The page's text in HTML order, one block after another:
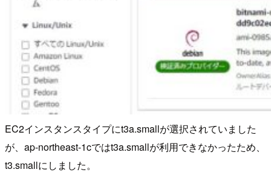
EC2インスタンスタイプにt3a.smallが選択されていました
が、ap-northeast-1cではt3a.smallが利用できなかったため、
t3.smallにしました。